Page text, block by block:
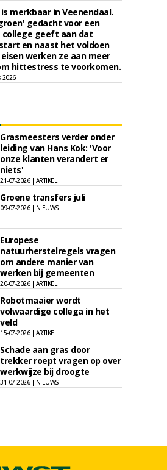
merkbaar in Veenendaal.
gedacht voor een
college geeft aan dat
en naast het voldoen
werken ze aan meer
hittestress te voorkomen.
Grasmeesters verder onder
leiding van Hans Kok: 'Voor
onze klanten verandert er
niets'
21-07-2026 | ARTIKEL
Groene transfers juli
09-07-2026 | NIEUWS
Europese
natuurherstelregels vragen
om andere manier van
werken bij gemeenten
20-07-2026 | ARTIKEL
Robotmaaier wordt
volwaardige collega in het
veld
15-07-2026 | ARTIKEL
Schade aan gras door
trekker roept vragen op over
werkwijze bij droogte
31-07-2026 | NIEUWS